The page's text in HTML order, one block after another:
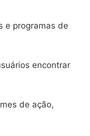
e programas de
encontrar
de ação,